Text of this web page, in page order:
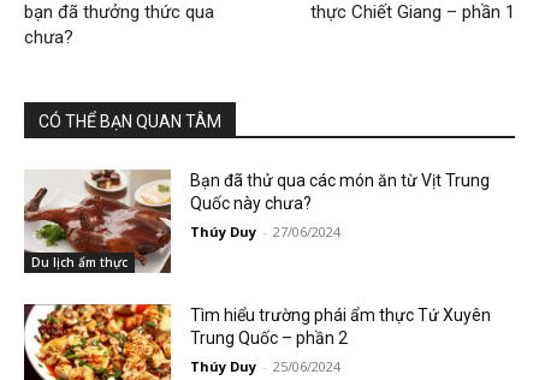
bạn đã thưởng thức qua
chưa?
thực Chiết Giang – phần 1
CÓ THỂ BẠN QUAN TÂM
Du lịch ẩm thực
Bạn đã thử qua các món ăn từ Vịt Trung
Quốc này chưa?
Thúy Duy - 27/06/2024
Tìm hiểu trường phái ẩm thực Tứ Xuyên
Trung Quốc – phần 2
Thúy Duy - 25/06/2024